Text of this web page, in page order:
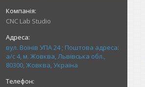
CNC Lab Studio
вул. Воїнів УПА 24 ; Поштова адреса:
а/с 4, м. Жовква, Львівська обл.,
80300, Жовква, Україна